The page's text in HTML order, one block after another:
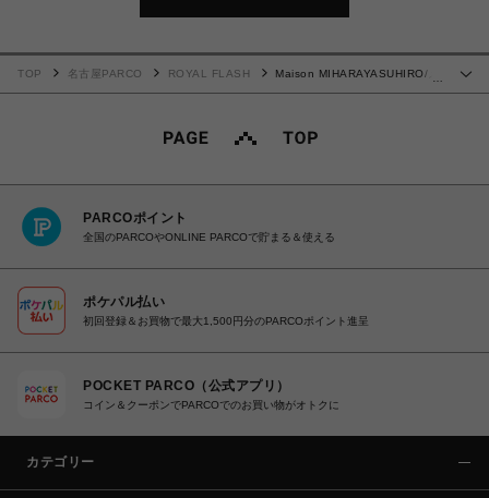
…
TOP 名古屋PARCO ROYAL FLASH
Maison MIHARAYASUHIRO/メ
PARCOポイント
全国のPARCOやONLINE PARCOで貯まる＆使える
ポケパル払い
初回登録＆お買物で最大1,500円分のPARCOポイント進呈
POCKET PARCO（公式アプリ）
コイン＆クーポンでPARCOでのお買い物がオトクに
カテゴリー